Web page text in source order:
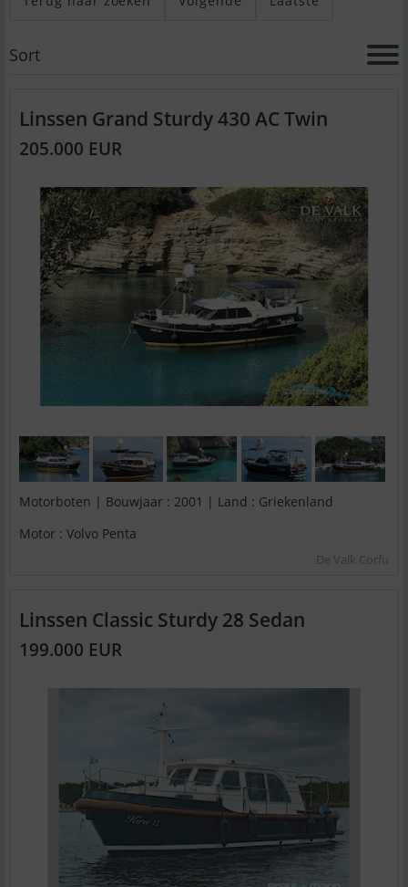
Sort
Linssen Grand Sturdy 430 AC Twin
205.000 EUR
Motorboten | Bouwjaar : 2001 | Land : Griekenland
Motor : Volvo Penta
De Valk Corfu
Linssen Classic Sturdy 28 Sedan
199.000 EUR